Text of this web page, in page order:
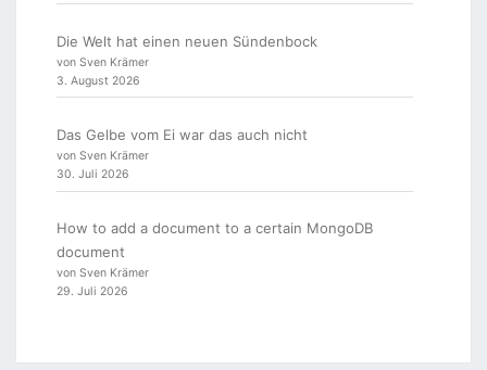
Die Welt hat einen neuen Sündenbock
von Sven Krämer
3. August 2026
Das Gelbe vom Ei war das auch nicht
von Sven Krämer
30. Juli 2026
How to add a document to a certain MongoDB
document
von Sven Krämer
29. Juli 2026